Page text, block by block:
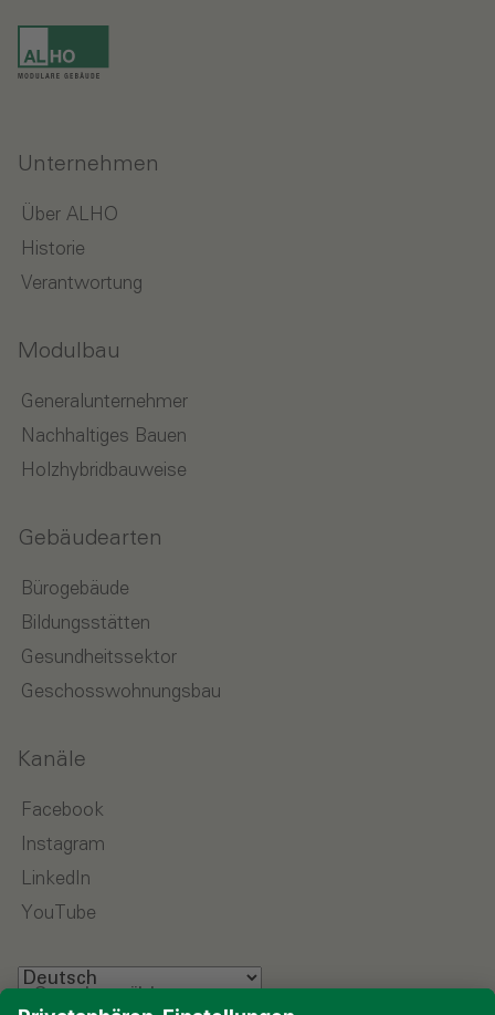
Unternehmen
Über ALHO
Historie
Verantwortung
Modulbau
Generalunternehmer
Nachhaltiges Bauen
Holzhybridbauweise
Gebäudearten
Bürogebäude
Bildungsstätten
Gesundheitssektor
Geschosswohnungsbau
Kanäle
Facebook
Instagram
LinkedIn
YouTube